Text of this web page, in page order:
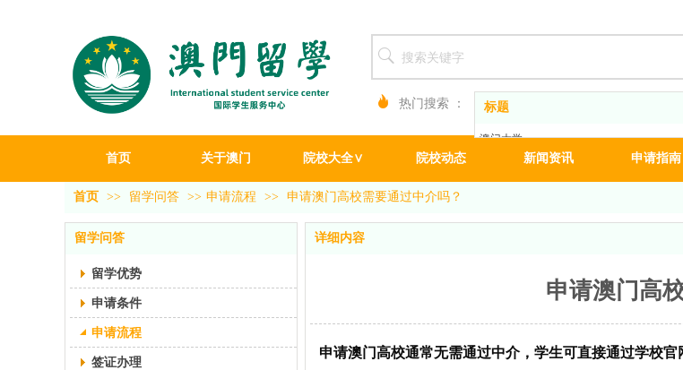
标题
澳门大学
澳门理工大学
澳门城市大学
热门搜索 ：
首页 关于澳门 院校大全∨ 院校动态 新闻资讯 申请指南
首页 >> 留学问答 >> 申请流程 >> 申请澳门高校需要通过中介吗？
留学问答
留学优势
申请条件
申请流程
签证办理
详细内容
申请澳门高
申请澳门高校通常无需通过中介，学生可直接通过学校